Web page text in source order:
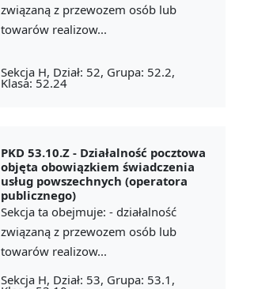
związaną z przewozem osób lub
towarów realizow...
Sekcja H, Dział: 52, Grupa: 52.2,
Klasa: 52.24
PKD 53.10.Z - Działalność pocztowa
objęta obowiązkiem świadczenia
usług powszechnych (operatora
publicznego)
Sekcja ta obejmuje: - działalność
związaną z przewozem osób lub
towarów realizow...
Sekcja H, Dział: 53, Grupa: 53.1,